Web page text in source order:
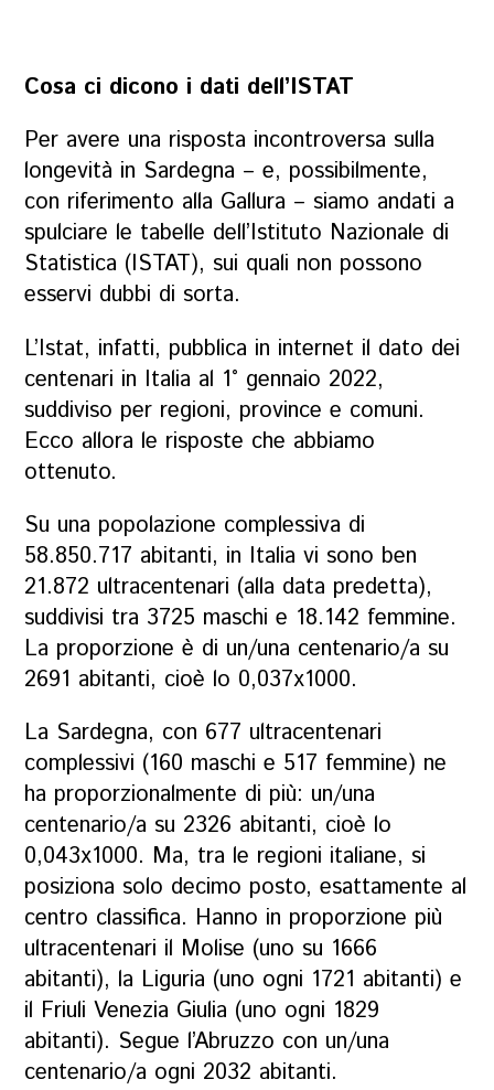
Cosa ci dicono i dati dell’ISTAT
Per avere una risposta incontroversa sulla
longevità in Sardegna – e, possibilmente,
con riferimento alla Gallura – siamo andati a
spulciare le tabelle dell’Istituto Nazionale di
Statistica (ISTAT), sui quali non possono
esservi dubbi di sorta.
L’Istat, infatti, pubblica in internet il dato dei
centenari in Italia al 1° gennaio 2022,
suddiviso per regioni, province e comuni.
Ecco allora le risposte che abbiamo
ottenuto.
Su una popolazione complessiva di
58.850.717 abitanti, in Italia vi sono ben
21.872 ultracentenari (alla data predetta),
suddivisi tra 3725 maschi e 18.142 femmine.
La proporzione è di un/una centenario/a su
2691 abitanti, cioè lo 0,037x1000.
La Sardegna, con 677 ultracentenari
complessivi (160 maschi e 517 femmine) ne
ha proporzionalmente di più: un/una
centenario/a su 2326 abitanti, cioè lo
0,043x1000. Ma, tra le regioni italiane, si
posiziona solo decimo posto, esattamente al
centro classifica. Hanno in proporzione più
ultracentenari il Molise (uno su 1666
abitanti), la Liguria (uno ogni 1721 abitanti) e
il Friuli Venezia Giulia (uno ogni 1829
abitanti). Segue l’Abruzzo con un/una
centenario/a ogni 2032 abitanti.